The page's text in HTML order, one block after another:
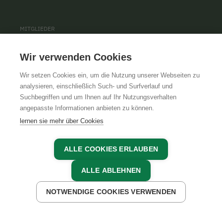
JETZT ANFRAGEN JETZT BUCHEN
MITGLIEDER
INFORMATIONEN
BARRIEREFREIHEIT
COOKIE EINSTELLUNGEN
Wir verwenden Cookies
Wir setzen Cookies ein, um die Nutzung unserer Webseiten zu
analysieren, einschließlich Such- und Surfverlauf und
Suchbegriffen und um Ihnen auf Ihr Nutzungsverhalten
angepasste Informationen anbieten zu können.
lernen sie mehr über Cookies
ALLE COOKIES ERLAUBEN
ALLE ABLEHNEN
NOTWENDIGE COOKIES VERWENDEN